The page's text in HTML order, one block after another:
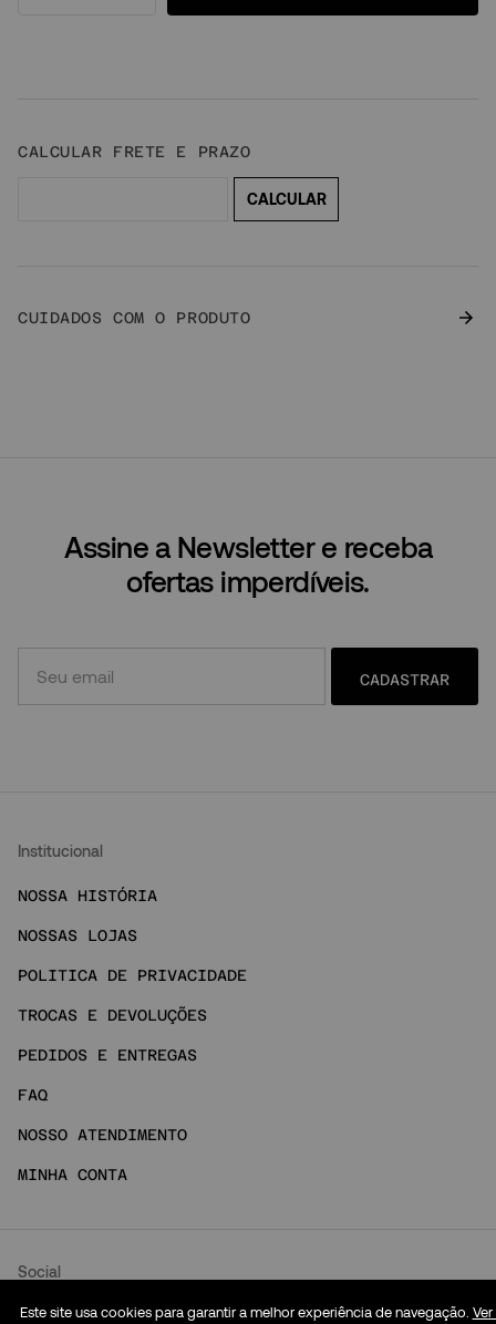
CUIDADOS COM O PRODUTO
Assine a Newsletter e receba
ofertas imperdíveis.
CADASTRAR
Institucional
NOSSA HISTÓRIA
NOSSAS LOJAS
POLITICA DE PRIVACIDADE
TROCAS E DEVOLUÇÕES
PEDIDOS E ENTREGAS
FAQ
NOSSO ATENDIMENTO
MINHA CONTA
Social
INSTAGRAM
Este site usa cookies para garantir a melhor experiência de navegação.